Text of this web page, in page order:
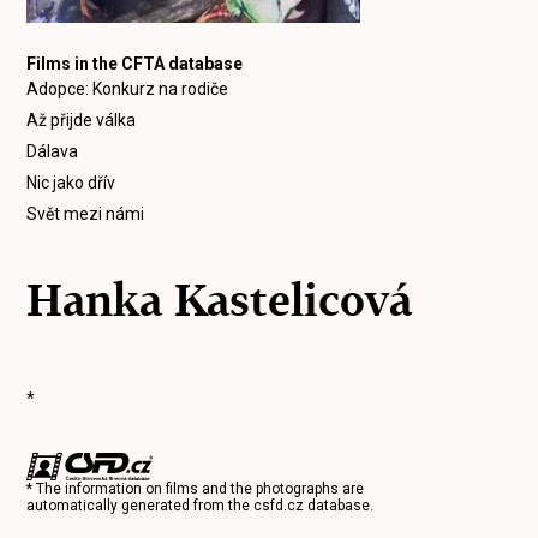
Films in the CFTA database
Adopce: Konkurz na rodiče
Až přijde válka
Dálava
Nic jako dřív
Svět mezi námi
Hanka Kastelicová
*
* The information on films and the photographs are
automatically generated from thecsfd.cz database.